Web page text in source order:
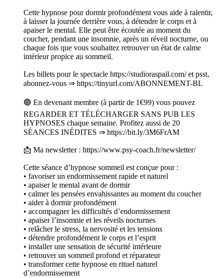
Cette hypnose pour dormir profondément vous aide à ralentir,
à laisser la journée derrière vous, à détendre le corps et à
apaiser le mental. Elle peut être écoutée au moment du
coucher, pendant une insomnie, après un réveil nocturne, ou
chaque fois que vous souhaitez retrouver un état de calme
intérieur propice au sommeil.
Les billets pour le spectacle https://studioraspail.com/ et psst,
abonnez-vous ⇒ https://tinyurl.com/ABONNEMENT-BL
🟢 En devenant membre (à partir de 1€99) vous pouvez
REGARDER ET TÉLÉCHARGER SANS PUB LES
HYPNOSES chaque semaine. Profitez aussi de 20
SÉANCES INÉDITES ⇒ https://bit.ly/3M6FrAM
📩 Ma newsletter : https://www.psy-coach.fr/newsletter/
Cette séance d’hypnose sommeil est conçue pour :
• favoriser un endormissement rapide et naturel
• apaiser le mental avant de dormir
• calmer les pensées envahissantes au moment du coucher
• aider à dormir profondément
• accompagner les difficultés d’endormissement
• apaiser l’insomnie et les réveils nocturnes
• relâcher le stress, la nervosité et les tensions
• détendre profondément le corps et l’esprit
• installer une sensation de sécurité intérieure
• retrouver un sommeil profond et réparateur
• transformer cette hypnose en rituel naturel
d’endormissement